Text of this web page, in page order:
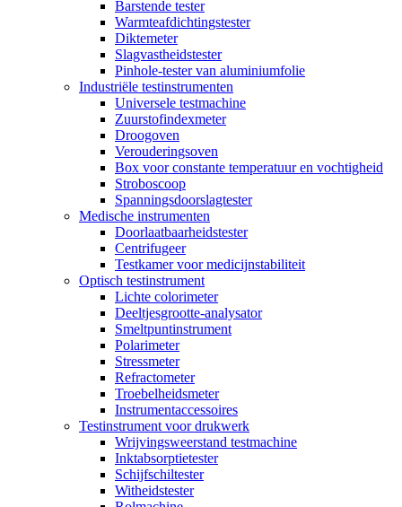
Barstende tester
Warmteafdichtingstester
Diktemeter
Slagvastheidstester
Pinhole-tester van aluminiumfolie
Industriële testinstrumenten
Universele testmachine
Zuurstofindexmeter
Droogoven
Verouderingsoven
Box voor constante temperatuur en vochtigheid
Stroboscoop
Spanningsdoorslagtester
Medische instrumenten
Doorlaatbaarheidstester
Centrifugeer
Testkamer voor medicijnstabiliteit
Optisch testinstrument
Lichte colorimeter
Deeltjesgrootte-analysator
Smeltpuntinstrument
Polarimeter
Stressmeter
Refractometer
Troebelheidsmeter
Instrumentaccessoires
Testinstrument voor drukwerk
Wrijvingsweerstand testmachine
Inktabsorptietester
Schijfschiltester
Witheidstester